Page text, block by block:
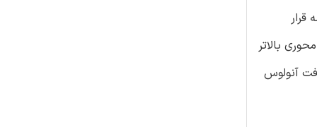
قرار
بالاتر
آنولوس